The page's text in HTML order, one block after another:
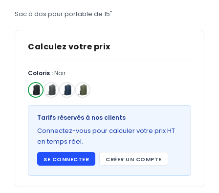
Bons de commande
GRAND FORMAT
Abribus
Plans
Bâche
Sac à dos pour portable de 15"
Calculez votre prix
Coloris :Noir
Tarifs réservés à nos clients
Connectez-vous pour calculer votre prix HT
en temps réel.
SE CONNECTER CRÉER UN COMPTE